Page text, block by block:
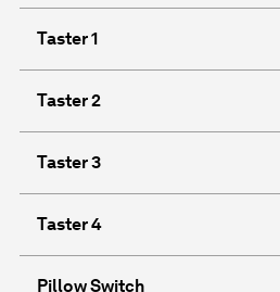
Taster 1
Taster 2
Taster 3
Taster 4
Pillow Switch